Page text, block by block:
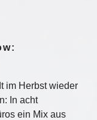
im Herbst wieder
In acht
ein Mix aus